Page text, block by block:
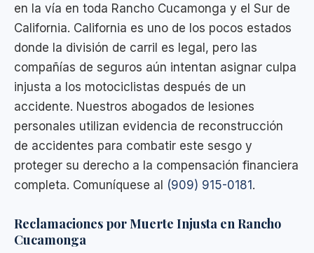
en la vía en toda Rancho Cucamonga y el Sur de
California. California es uno de los pocos estados
donde la división de carril es legal, pero las
compañías de seguros aún intentan asignar culpa
injusta a los motociclistas después de un
accidente. Nuestros abogados de lesiones
personales utilizan evidencia de reconstrucción
de accidentes para combatir este sesgo y
proteger su derecho a la compensación financiera
completa. Comuníquese al (909) 915-0181.
Reclamaciones por Muerte Injusta en Rancho
Cucamonga